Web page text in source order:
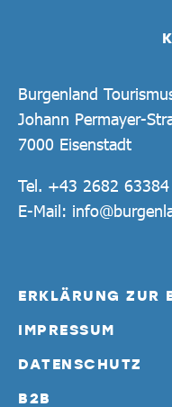
Burgenland
Johann Permayer-
7000 Eisenstadt
Tel. +43 2682 63384
E-Mail:
ERKLÄRUNG ZUR
IMPRESSUM
DATENSCHUTZ
B2B